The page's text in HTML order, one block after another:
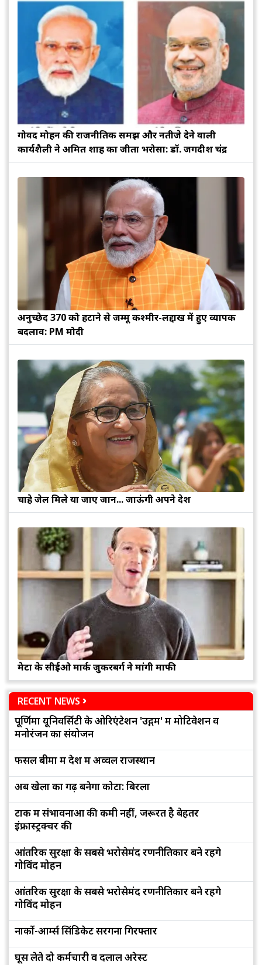
गोविंद मोहन की राजनीतिक समझ और नतीजे देने वाली
कार्यशैली ने अमित शाह का जीता भरोसा: डॉ. जगदीश चंद्र
अनुच्छेद 370 को हटाने से जम्मू कश्मीर-लद्दाख में हुए व्यापक
बदलाव: PM मोदी
चाहे जेल मिले या जाए जान... जाऊंगी अपने देश
मेटा के सीईओ मार्क जुकरबर्ग ने मांगी माफी
RECENT NEWS
पूर्णिमा यूनिवर्सिटी के ओरिएंटेशन 'उद्गम' में मोटिवेशन व
मनोरंजन का संयोजन
फसल बीमा में देश में अव्वल राजस्थान
अब खेलों का गढ़ बनेगा कोटा: बिरला
टोंक में संभावनाओं की कमी नहीं, जरूरत है बेहतर
इंफ्रास्ट्रक्चर की
आंतरिक सुरक्षा के सबसे भरोसेमंद रणनीतिकार बने रहेंगे
गोविंद मोहन
आंतरिक सुरक्षा के सबसे भरोसेमंद रणनीतिकार बने रहेंगे
गोविंद मोहन
नार्को-आर्म्स सिंडिकेट सरगना गिरफ्तार
घूस लेते दो कर्मचारी व दलाल अरेस्ट